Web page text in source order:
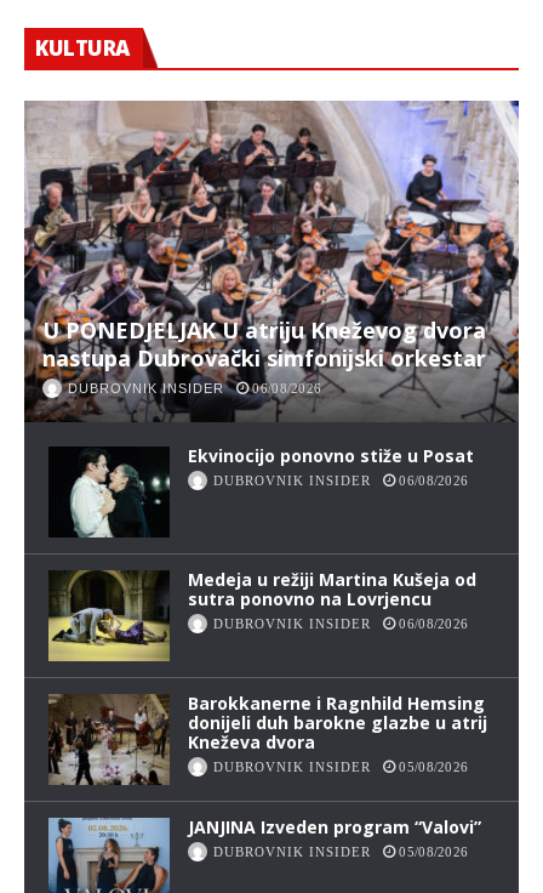
KULTURA
U PONEDJELJAK U atriju Kneževog dvora
nastupa Dubrovački simfonijski orkestar
DUBROVNIK INSIDER 06/08/2026
Ekvinocijo ponovno stiže u Posat
DUBROVNIK INSIDER 06/08/2026
Medeja u režiji Martina Kušeja od
sutra ponovno na Lovrjencu
DUBROVNIK INSIDER 06/08/2026
Barokkanerne i Ragnhild Hemsing
donijeli duh barokne glazbe u atrij
Kneževa dvora
DUBROVNIK INSIDER 05/08/2026
JANJINA Izveden program “Valovi”
DUBROVNIK INSIDER 05/08/2026